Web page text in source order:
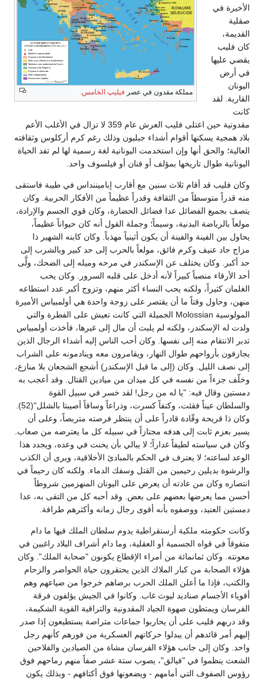
مملكة مقدون في عصر فيليپ الخامس
الأخيرة في
صقلية
القديمة،
كان فليب
يقضي عليها
في أرض
اليونان
القارية. لقد
كانت
مقدونية حين اعتلى فليب العرش عام 359 لا تزال في الأغلب الأعم
بلاد همجية يسكنها أقوام أشداء جبليون وذلك رغم كرم أركلوس وثقافته
العالية؛ والحق أنها وإن استخدمت اليونانية لغة رسمية لها لم تفد الحياة
اليونانية طوال تاريخها بمؤلف أو فنان أو فيلسوف واحد.
وكان فليب قد أقام ثلاث سنين مع أقارب إباميننداس في طيبة فاستقى
منه قدراً متوسطاً من الثقافة وقدراً عظيماً من الأفكار الحربية. وكان
يتصف بجميع الفضائل عدا فضائل الحضارة، وكان قوي الجسم والإرادة،
مولعاً بالرياضة البدنية، وسيماً؛ وجملة القول أنه كان حيواناً عظيماً،
يحاول بين الفينة والفينة أن يكون أثينياً مهذباً. وكان كابنه الشهير ذا
مزاج حاد عنيف وكرم فائق، مولعاً بالحرب إلى حد كبير وبالشرب إلى
حد أكبر. وكان يختلف عن الإسكندر في مرحه وميله إلى الضحك، ولَّى
أحد الأرقاء منصباً كبيراً لأنه أدخل على قلبه السرور. وكان يحب
الغلمان كثيراً، ولكنه يحب النساء أكثر منهم، وتزوج أكبر عدد استطاعه
منهن، وحاول وقتاً ما أن يقتصر على زوجة واحدة هي أولمبياس الأميرة
المولوسية Molossian الجميلة التي كانت تعيش على الفطرة والتي
ولدت له الإسكندر، ولكنه لم يلبث أن مال إلى غيرها، فأخذت أولمبياس
تدبر الانتقام منه إلى نفسها. وكان أحب الناس إليه أشداء الرجال الذين
يجازفون بأرواحهم طوال النهار، ويقامرون معه وينادمونه على الشراب
إلى نصف الليل. وكان (إلى ما قبل الإسكندر) أشجع الشجعان بلا منازع،
وخلّف جزءاً من نفسه في كل ميدان من ميادين القتال. وقد أعجب به
دمستين وقال فيه: "يا له من رجل! لقد خسر في سبيل القوة
والسلطان عيناً فقئت، وكتفاً كسرت، وذراعاً وساقاً أصيبتا بالشلل"(52).
وكان ذا قريحة وقّادة قادراً على أن ينتظر فرصته متربصاً، وعلى أن
يسير بعزم ثابت إلى هدفه مجتازاً في سبيله كل ما يعترضه من صعاب.
وكان في سياسته لطيفاً غداراً؛ لا يبالي بأن يحنث في وعده، ويجدد هذا
الوعد لساعته؛ لا يعترف في الحكم بالمبادئ الأخلاقية، ويرى أن الكذب
والرشوة بديلين رحيمين من القتل وسفك الدماء. ولكنه كان رحيماً في
انتصاره وكان من عادته أن يعرض على اليونان المنهزمين شروطاً
أحسن مما يعرضها بعضهم على بعض. وقد أحبه كل من التقى به، عدا
دمستين العنيد، ووصفوه بأنه أقوى رجال زمانه وأكثرهم طرافة.
وكانت حكومته ملكية أرستقراطية يدوم سلطان الملك فيها ما دام
متفوقاً في قواه الجسمية أو العقلية، وما دام أشراف البلاد راغبين في
معونته. وكان ثمانمائة من أمراء الإقطاع يكونون "صحابة الملك". وكان
هؤلاء الصحابة من كبار الملاك الذين يحتقرون حياة الحواضر والزحام
والكتب، فإذا ما أعلن الملك الحرب برضاهم خرجوا من ضياعهم وهم
أقوياء الأجسام صناديد ليوث غاب. وكانوا في الجيش يؤلفون فرقة
الفرسان ويمتطون صهوة الجياد المقدونية والتراقية القوية الشكيمة،
وقد دربهم فليب على أن يحاربوا جماعات متراصة يستطيعون إذا صدر
إليهم أمر قائدهم أن يبدلوا حركاتهم العسكرية من فورهم كأنهم رجل
واحد. وكان إلى جانب هؤلاء الفرسان مشاة من الصيادين والفلاحين
الشعث ينظموا في "فيالق"، يصوب ستة عشر صفاً منهم رماحهم فوق
رؤوس الصفوف التي أمامهم - ويضعونها فوق أكتافهم - وبذلك يكون